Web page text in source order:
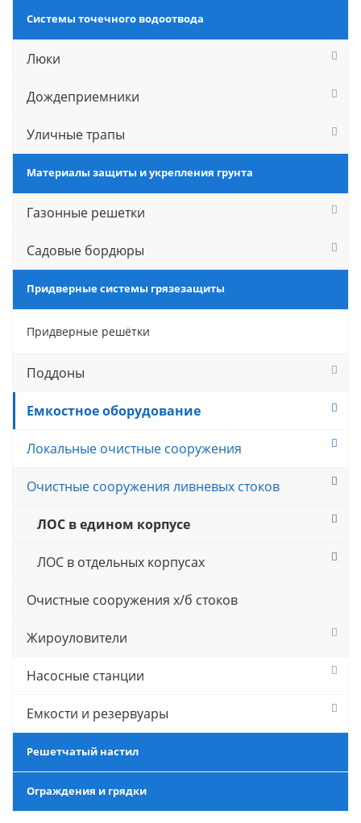
Системы точечного водоотвода
Люки
Дождеприемники
Уличные трапы
Материалы защиты и укрепления грунта
Газонные решетки
Садовые бордюры
Придверные системы грязезащиты
Придверные решётки
Поддоны
Емкостное оборудование
Локальные очистные сооружения
Очистные сооружения ливневых стоков
ЛОС в едином корпусе
ЛОС в отдельных корпусах
Очистные сооружения х/б стоков
Жироуловители
Насосные станции
Емкости и резервуары
Решетчатый настил
Ограждения и грядки